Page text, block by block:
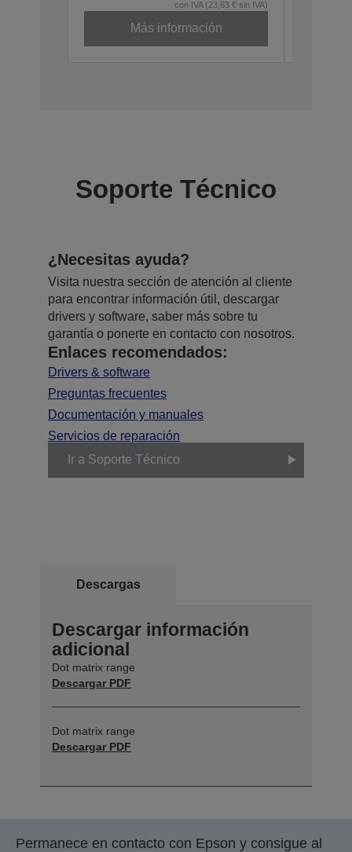
con IVA (23,63 € sin IVA)
Más información
Soporte Técnico
¿Necesitas ayuda?
Visita nuestra sección de atención al cliente
para encontrar información útil, descargar
drivers y software, saber más sobre tu
garantía o ponerte en contacto con nosotros.
Enlaces recomendados:
Drivers & software
Preguntas frecuentes
Documentación y manuales
Servicios de reparación
Ir a Soporte Técnico
Descargas
Descargar información
adicional
Dot matrix range
Descargar PDF
Dot matrix range
Descargar PDF
Permanece en contacto con Epson y consigue al